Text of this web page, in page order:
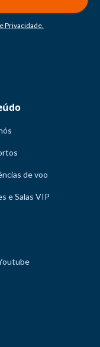
Privacidade.
de voo
e Salas VIP